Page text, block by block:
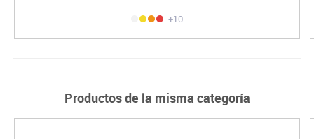
+10
Productos de la misma categoría